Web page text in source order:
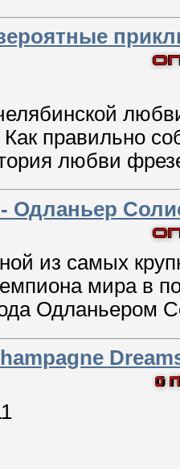
правильно
любви
Одланьер
из самых
мира в
Одланьером